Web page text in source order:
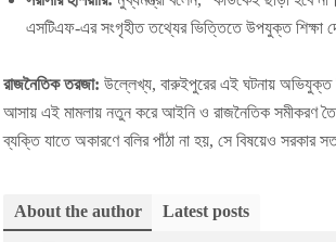
এসটিএফ-এর সংগৃহীত তথ্যের ভিত্তিতে উপযুক্ত শিক্ষা
রাজনৈতিক তরজা: উল্লেখ্য, বারুইপুরের এই ঘটনায় অভিযুক্ত
আসায় এই মামলায় নতুন করে আইনি ও রাজনৈতিক সমীকরণ
ব্যক্তি যাতে অকারণে বলির পাঁঠা না হয়, সে বিষয়েও সরকার
About the author Latest posts